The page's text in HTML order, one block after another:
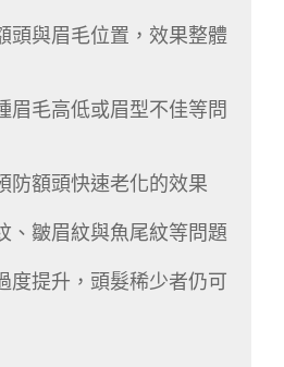
頭與眉毛位置，效果整體
眉毛高低或眉型不佳等問
防額頭快速老化的效果
、皺眉紋與魚尾紋等問題
度提升，頭髮稀少者仍可